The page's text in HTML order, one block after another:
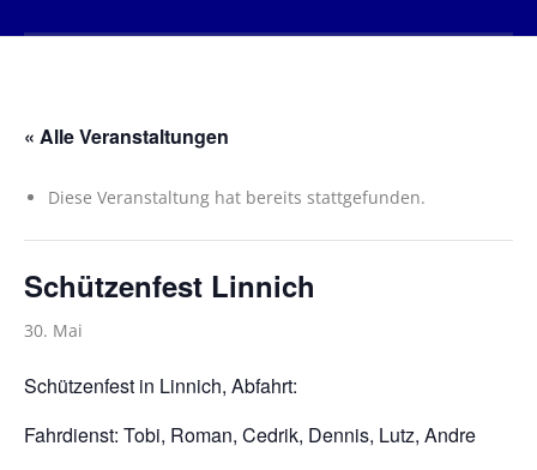
« Alle Veranstaltungen
Diese Veranstaltung hat bereits stattgefunden.
Schützenfest Linnich
30. Mai
Schützenfest in Linnich, Abfahrt:
Fahrdienst: Tobi, Roman, Cedrik, Dennis, Lutz, Andre